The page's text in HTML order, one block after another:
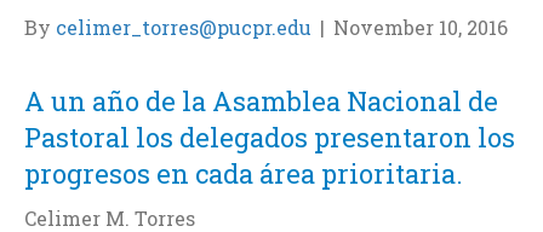
By celimer_torres@pucpr.edu | November 10, 2016
A un año de la Asamblea Nacional de
Pastoral los delegados presentaron los
progresos en cada área prioritaria.
Celimer M. Torres